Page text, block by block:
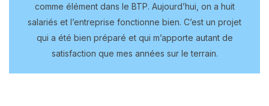
comme élément dans le BTP. Aujourd’hui, on a huit
salariés et l’entreprise fonctionne bien. C’est un projet
qui a été bien préparé et qui m’apporte autant de
satisfaction que mes années sur le terrain.